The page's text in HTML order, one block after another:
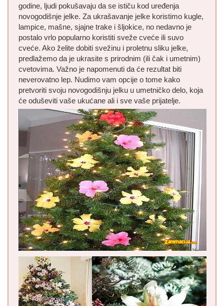
godine, ljudi pokušavaju da se ističu kod uređenja
novogodišnje jelke. Za ukrašavanje jelke koristimo kugle,
lampice, mašne, sjajne trake i šljokice, no nedavno je
postalo vrlo popularno koristiti sveže cveće ili suvo
cveće. Ako želite dobiti svežinu i proletnu sliku jelke,
predlažemo da je ukrasite s prirodnim (ili čak i umetnim)
cvetovima. Važno je napomenuti da će rezultat biti
neverovatno lep. Nudimo vam opcije o tome kako
pretvoriti svoju novogodišnju jelku u umetničko delo, koja
će oduševiti vaše ukućane ali i sve vaše prijatelje.